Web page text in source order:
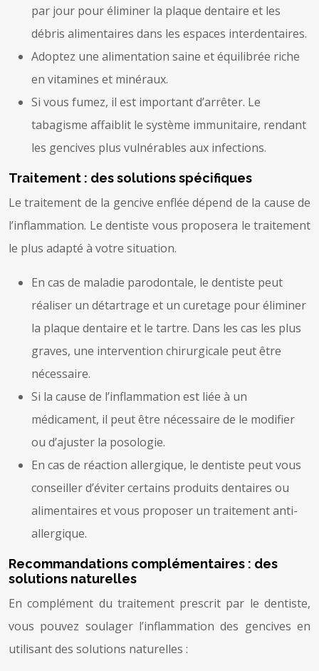
par jour pour éliminer la plaque dentaire et les
débris alimentaires dans les espaces interdentaires.
Adoptez une alimentation saine et équilibrée riche
en vitamines et minéraux.
Si vous fumez, il est important d’arrêter. Le
tabagisme affaiblit le système immunitaire, rendant
les gencives plus vulnérables aux infections.
Traitement : des solutions spécifiques
Le traitement de la gencive enflée dépend de la cause de
l’inflammation. Le dentiste vous proposera le traitement
le plus adapté à votre situation.
En cas de maladie parodontale, le dentiste peut
réaliser un détartrage et un curetage pour éliminer
la plaque dentaire et le tartre. Dans les cas les plus
graves, une intervention chirurgicale peut être
nécessaire.
Si la cause de l’inflammation est liée à un
médicament, il peut être nécessaire de le modifier
ou d’ajuster la posologie.
En cas de réaction allergique, le dentiste peut vous
conseiller d’éviter certains produits dentaires ou
alimentaires et vous proposer un traitement anti-
allergique.
Recommandations complémentaires : des
solutions naturelles
En complément du traitement prescrit par le dentiste,
vous pouvez soulager l’inflammation des gencives en
utilisant des solutions naturelles :